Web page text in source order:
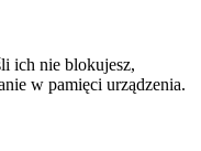
ich nie blokujesz,
w pamięci urządzenia.